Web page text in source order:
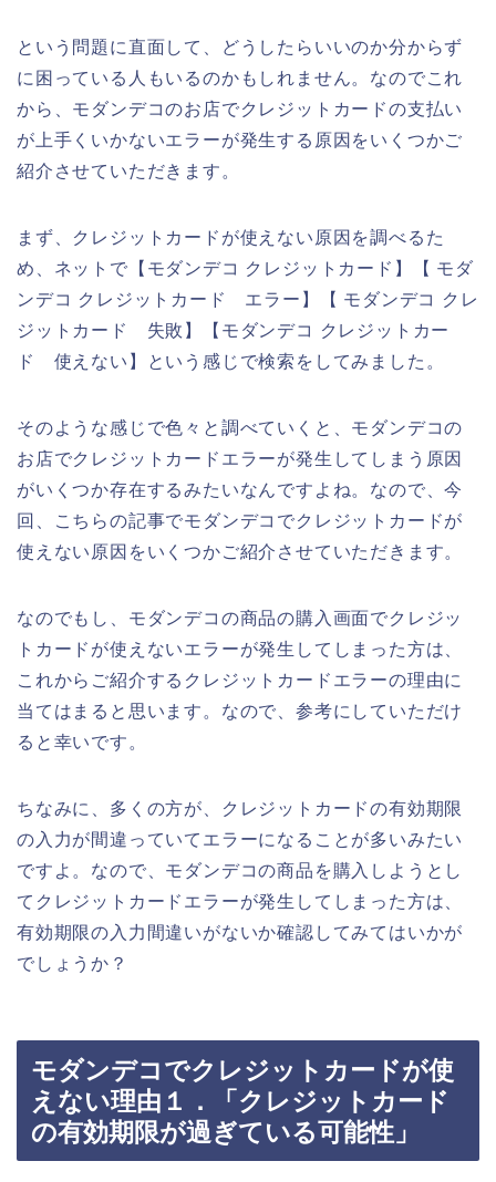
という問題に直面して、どうしたらいいのか分からず
に困っている人もいるのかもしれません。なのでこれ
から、モダンデコのお店でクレジットカードの支払い
が上手くいかないエラーが発生する原因をいくつかご
紹介させていただきます。
まず、クレジットカードが使えない原因を調べるた
め、ネットで【モダンデコ クレジットカード】【 モダ
ンデコ クレジットカード エラー】【 モダンデコ クレ
ジットカード 失敗】【モダンデコ クレジットカー
ド 使えない】という感じで検索をしてみました。
そのような感じで色々と調べていくと、モダンデコの
お店でクレジットカードエラーが発生してしまう原因
がいくつか存在するみたいなんですよね。なので、今
回、こちらの記事でモダンデコでクレジットカードが
使えない原因をいくつかご紹介させていただきます。
なのでもし、モダンデコの商品の購入画面でクレジッ
トカードが使えないエラーが発生してしまった方は、
これからご紹介するクレジットカードエラーの理由に
当てはまると思います。なので、参考にしていただけ
ると幸いです。
ちなみに、多くの方が、クレジットカードの有効期限
の入力が間違っていてエラーになることが多いみたい
ですよ。なので、モダンデコの商品を購入しようとし
てクレジットカードエラーが発生してしまった方は、
有効期限の入力間違いがないか確認してみてはいかが
でしょうか？
モダンデコでクレジットカードが使
えない理由１．「クレジットカード
の有効期限が過ぎている可能性」